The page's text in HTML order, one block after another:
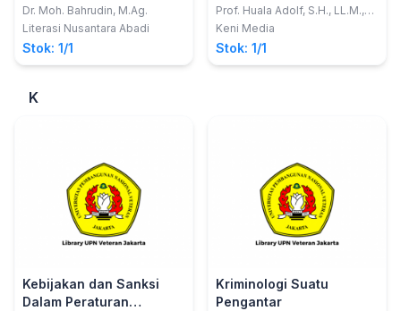
Dalam Legislasi Hukum
Islam Di Indonesia
Dr. Moh. Bahrudin, M.Ag.
Literasi Nusantara Abadi
Stok: 1/1
komersial di Indonesia
Prof. Huala Adolf, S.H., LL.M.,
Ph.D.
Keni Media
Stok: 1/1
K
Kebijakan dan Sanksi
Dalam Peraturan
Kriminologi Suatu
Pengantar